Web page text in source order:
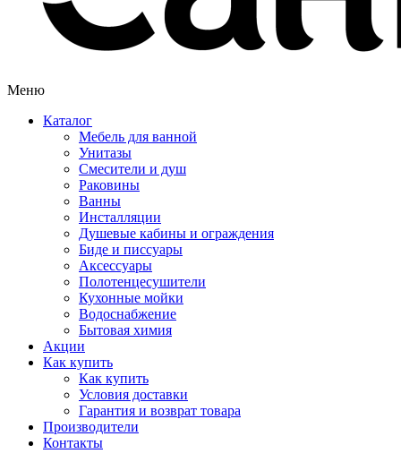
Меню
Каталог
Мебель для ванной
Унитазы
Смесители и душ
Раковины
Ванны
Инсталляции
Душевые кабины и ограждения
Биде и писсуары
Аксессуары
Полотенцесушители
Кухонные мойки
Водоснабжение
Бытовая химия
Акции
Как купить
Как купить
Условия доставки
Гарантия и возврат товара
Производители
Контакты